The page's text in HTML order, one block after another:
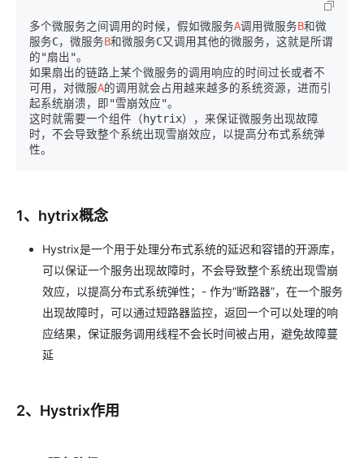
多个微服务之间调用的时候，假如微服务A调用微服务B和微
服务C，微服务B和微服务C又调用其他的微服务，这就是所谓
的"扇出"。
如果扇出的链路上某个微服务的调用响应的时间过长或者不
可用，对微服A的调用就会占用越来越多的系统资源，进而引
起系统崩溃，即"雪崩效应"。
这时就需要一个组件（hytrix），来保证微服务出现故障
时，不会导致整个系统出现雪崩效应，以提高分布式系统弹
1、hytrix概念
Hystrix是一个用于处理分布式系统的延迟和容错的开源库，
可以保证一个服务出现故障时，不会导致整个系统出现雪崩
效应，以提高分布式系统弹性；- 作为“断路器”，在一个服务
出现故障时，可以通过短路器监控，返回一个可以处理的响
应结果，保证服务调用线程不会长时间被占用，避免故障蔓
延
2、Hystrix作用